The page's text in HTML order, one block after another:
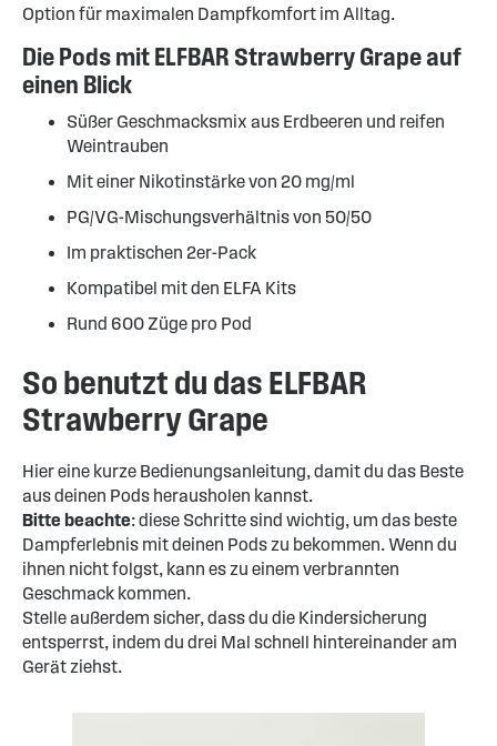
Option für maximalen Dampfkomfort im Alltag.
Die Pods mit ELFBAR Strawberry Grape auf
einen Blick
Süßer Geschmacksmix aus Erdbeeren und reifen
Weintrauben
Mit einer Nikotinstärke von 20 mg/ml
PG/VG-Mischungsverhältnis von 50/50
Im praktischen 2er-Pack
Kompatibel mit den ELFA Kits
Rund 600 Züge pro Pod
So benutzt du das ELFBAR
Strawberry Grape
Hier eine kurze Bedienungsanleitung, damit du das Beste
aus deinen Pods herausholen kannst.
Bitte beachte: diese Schritte sind wichtig, um das beste
Dampferlebnis mit deinen Pods zu bekommen. Wenn du
ihnen nicht folgst, kann es zu einem verbrannten
Geschmack kommen.
Stelle außerdem sicher, dass du die Kindersicherung
entsperrst, indem du drei Mal schnell hintereinander am
Gerät ziehst.